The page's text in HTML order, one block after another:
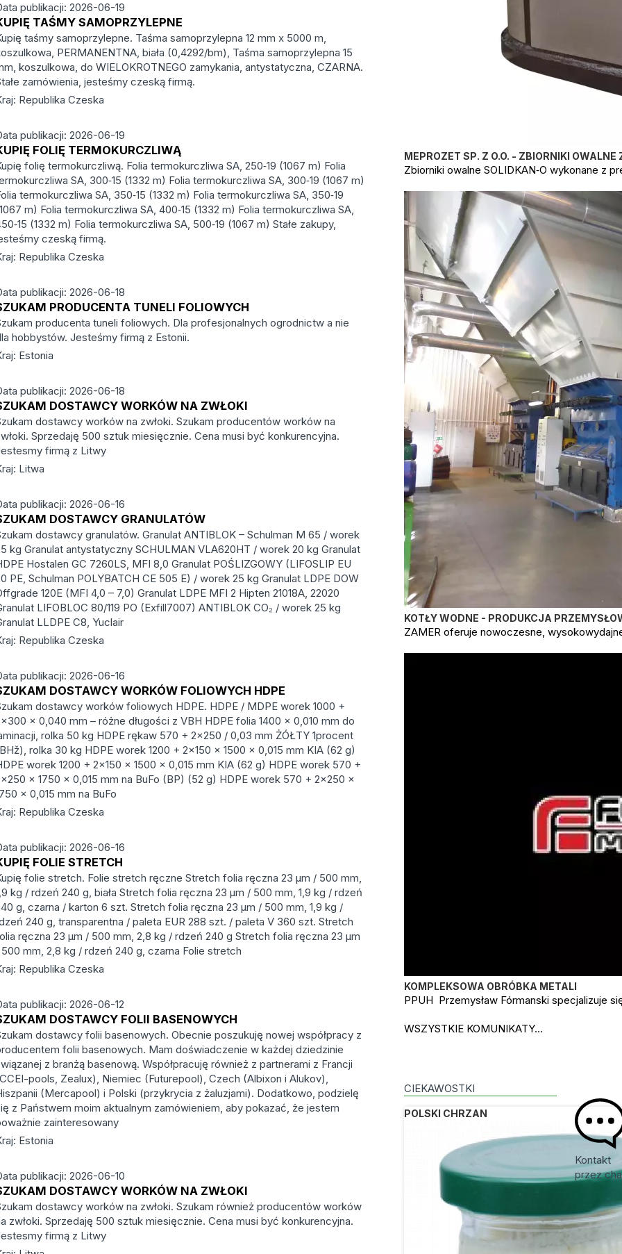
publikacji: 2026-06-19
TAŚMY SAMOPRZYLEPNE
taśmy samoprzylepne. Taśma samoprzylepna 12 mm x 5000 m,
PERMANENTNA, biała (0,4292/bm), Taśma samoprzylepna 15
koszulkowa, do WIELOKROTNEGO zamykania, antystatyczna, CZARNA.
zamówienia, jesteśmy czeską firmą.
Republika Czeska
publikacji: 2026-06-19
FOLIĘ TERMOKURCZLIWĄ
folię termokurczliwą. Folia termokurczliwa SA, 250‑19 (1067 m) Folia
SA, 300‑15 (1332 m) Folia termokurczliwa SA, 300‑19 (1067 m)
termokurczliwa SA, 350‑15 (1332 m) Folia termokurczliwa SA, 350‑19
m) Folia termokurczliwa SA, 400‑15 (1332 m) Folia termokurczliwa SA,
(1332 m) Folia termokurczliwa SA, 500‑19 (1067 m) Stałe zakupy,
czeską firmą.
Republika Czeska
publikacji: 2026-06-18
PRODUCENTA TUNELI FOLIOWYCH
producenta tuneli foliowych. Dla profesjonalnych ogrodnictw a nie
hobbystów. Jesteśmy firmą z Estonii.
Estonia
publikacji: 2026-06-18
DOSTAWCY WORKÓW NA ZWŁOKI
dostawcy worków na zwłoki. Szukam producentów worków na
Sprzedaję 500 sztuk miesięcznie. Cena musi być konkurencyjna.
firmą z Litwy
Litwa
publikacji: 2026-06-16
DOSTAWCY GRANULATÓW
dostawcy granulatów. Granulat ANTIBLOK – Schulman M 65 / worek
kg Granulat antystatyczny SCHULMAN VLA620HT / worek 20 kg Granulat
Hostalen GC 7260LS, MFI 8,0 Granulat POŚLIZGOWY (LIFOSLIP EU
PE, Schulman POLYBATCH CE 505 E) / worek 25 kg Granulat LDPE DOW
120E (MFI 4,0 – 7,0) Granulat LDPE MFI 2 Hipten 21018A, 22020
LIFOBLOC 80/119 PO (Exfill7007) ANTIBLOK CO₂ / worek 25 kg
LLDPE C8, Yuclair
Republika Czeska
publikacji: 2026-06-16
DOSTAWCY WORKÓW FOLIOWYCH HDPE
dostawcy worków foliowych HDPE. HDPE / MDPE worek 1000 +
× 0,040 mm – różne długości z VBH HDPE folia 1400 × 0,010 mm do
rolka 50 kg HDPE rękaw 570 + 2×250 / 0,03 mm ŻÓŁTY 1procent
rolka 30 kg HDPE worek 1200 + 2×150 × 1500 × 0,015 mm KIA (62 g)
worek 1200 + 2×150 × 1500 × 0,015 mm KIA (62 g) HDPE worek 570 +
× 1750 × 0,015 mm na BuFo (BP) (52 g) HDPE worek 570 + 2×250 ×
× 0,015 mm na BuFo
Republika Czeska
publikacji: 2026-06-16
FOLIE STRETCH
folie stretch. Folie stretch ręczne Stretch folia ręczna 23 μm / 500 mm,
kg / rdzeń 240 g, biała Stretch folia ręczna 23 μm / 500 mm, 1,9 kg / rdzeń
g, czarna / karton 6 szt. Stretch folia ręczna 23 μm / 500 mm, 1,9 kg /
240 g, transparentna / paleta EUR 288 szt. / paleta V 360 szt. Stretch
ręczna 23 μm / 500 mm, 2,8 kg / rdzeń 240 g Stretch folia ręczna 23 μm
mm, 2,8 kg / rdzeń 240 g, czarna Folie stretch
Republika Czeska
publikacji: 2026-06-12
DOSTAWCY FOLII BASENOWYCH
dostawcy folii basenowych. Obecnie poszukuję nowej współpracy z
folii basenowych. Mam doświadczenie w każdej dziedzinie
z branżą basenową. Współpracuję również z partnerami z Francji
pools, Zealux), Niemiec (Futurepool), Czech (Albixon i Alukov),
(Mercapool) i Polski (przykrycia z żaluzjami). Dodatkowo, podzielę
z Państwem moim aktualnym zamówieniem, aby pokazać, że jestem
zainteresowany
Estonia
publikacji: 2026-06-10
DOSTAWCY WORKÓW NA ZWŁOKI
dostawcy worków na zwłoki. Szukam również producentów worków
zwłoki. Sprzedaję 500 sztuk miesięcznie. Cena musi być konkurencyjna.
firmą z Litwy
MEPROZET SP. Z O.O. - ZBIORNIKI OWALNE
Zbiorniki owalne SOLIDKAN‑O wykonane z
KOTŁY WODNE - PRODUKCJA
ZAMER oferuje nowoczesne,
KOMPLEKSOWA OBRÓBKA METALI
PPUH Przemysław Fórmanski specjalizuje
WSZYSTKIE KOMUNIKATY...
CIEKAWOSTKI
POLSKI CHRZAN
Kontakt
przez